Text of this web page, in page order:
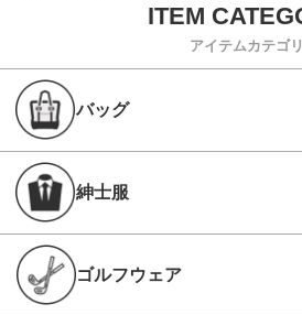
アイテムカテゴリ
バッグ
紳士服
ゴルフウェア